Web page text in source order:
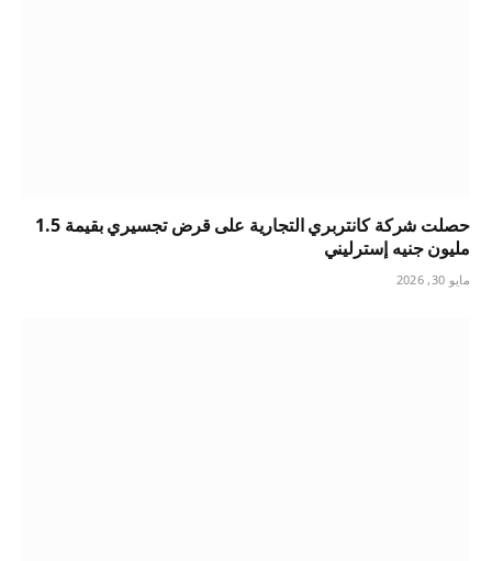
حصلت شركة كانتربري التجارية على قرض تجسيري بقيمة 1.5
مليون جنيه إسترليني
مايو 30, 2026